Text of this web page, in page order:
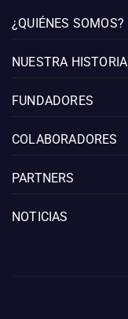
¿QUIÉNES SOMOS?
NUESTRA HISTORIA
FUNDADORES
COLABORADORES
PARTNERS
NOTICIAS